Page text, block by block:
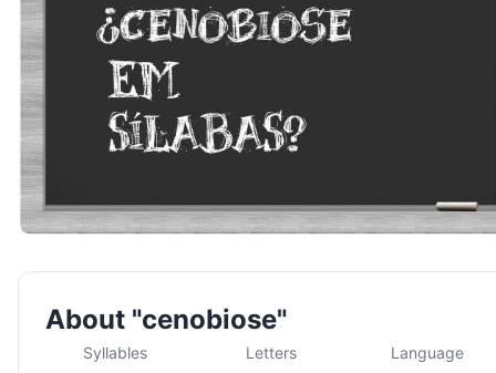
About "cenobiose"
Syllables Letters Language